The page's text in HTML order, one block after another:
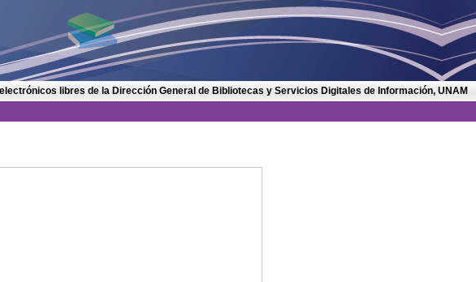
libres de la Dirección General de Bibliotecas y Servicios Digitales de Información, UNAM